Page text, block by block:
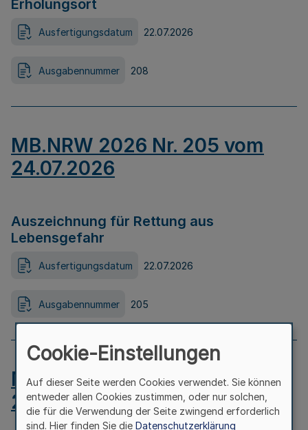
Erholungsort
Ausfertigungsdatum 22.07.2026
Ausgabennummer 208
MB.NRW 2026 Nr. 205 vom
24.07.2026
Auszeichnung für Rettung aus
Lebensgefahr
Ausfertigungsdatum 22.07.2026
Ausgabennummer 205
MB.NRW 2026 Nr. 204 vom
24.07.2026
Cookie-Einstellungen
Auf dieser Seite werden Cookies verwendet. Sie können
entweder allen Cookies zustimmen, oder nur solchen,
die für die Verwendung der Seite zwingend erforderlich
sind. Hier finden Sie die Datenschutzerklärung